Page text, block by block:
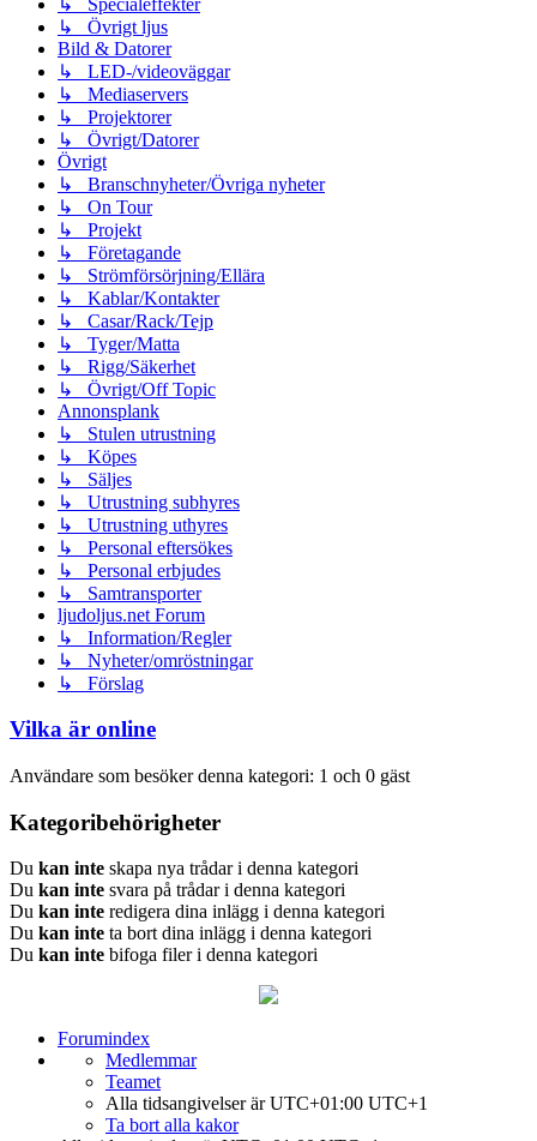
↳ Övrigt ljus
Bild & Datorer
↳ LED-/videoväggar
↳ Mediaservers
↳ Projektorer
↳ Övrigt/Datorer
Övrigt
↳ Branschnyheter/Övriga nyheter
↳ On Tour
↳ Projekt
↳ Företagande
↳ Strömförsörjning/Ellära
↳ Kablar/Kontakter
↳ Casar/Rack/Tejp
↳ Tyger/Matta
↳ Rigg/Säkerhet
↳ Övrigt/Off Topic
Annonsplank
↳ Stulen utrustning
↳ Köpes
↳ Säljes
↳ Utrustning subhyres
↳ Utrustning uthyres
↳ Personal eftersökes
↳ Personal erbjudes
↳ Samtransporter
ljudoljus.net Forum
↳ Information/Regler
↳ Nyheter/omröstningar
↳ Förslag
Vilka är online
Användare som besöker denna kategori: 1 och 0 gäst
Kategoribehörigheter
Du kan inte skapa nya trådar i denna kategori
Du kan inte svara på trådar i denna kategori
Du kan inte redigera dina inlägg i denna kategori
Du kan inte ta bort dina inlägg i denna kategori
Du kan inte bifoga filer i denna kategori
Forumindex
Medlemmar
Teamet
Alla tidsangivelser är UTC+01:00 UTC+1
Ta bort alla kakor